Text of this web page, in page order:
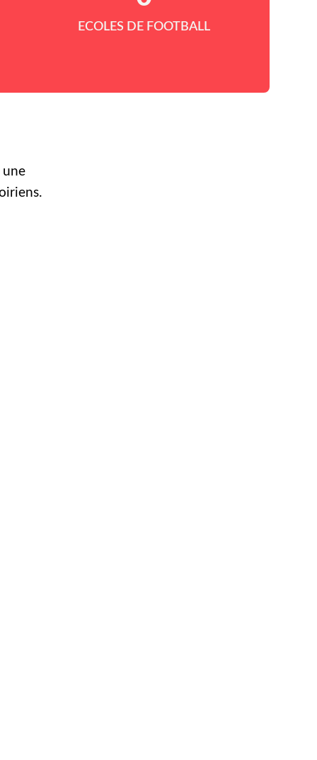
ECOLES DE FOOTBALL
une